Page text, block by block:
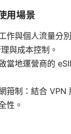
用場景
作與個人流量分
與成本控制。
當地運營商的
箝制：結合 VPN
性。